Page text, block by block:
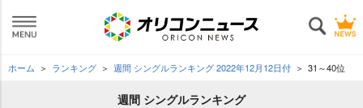
ホーム ランキング 週間 シングルランキング 2022年12月12日付 31～40位
週間 シングルランキング